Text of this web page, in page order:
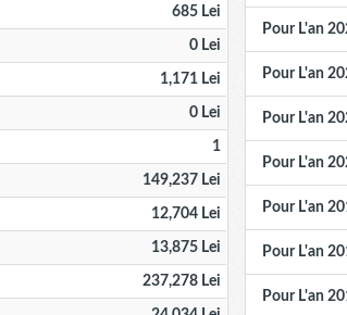
685 Lei
0 Lei
1,171 Lei
0 Lei
1
149,237 Lei
12,704 Lei
13,875 Lei
237,278 Lei
Pour L'an
Pour L'an
Pour L'an
Pour L'an
Pour L'an
Pour L'an
Pour L'an